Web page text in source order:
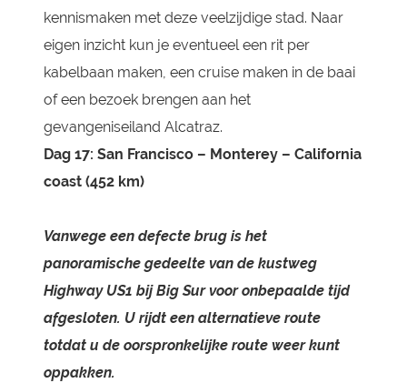
kennismaken met deze veelzijdige stad. Naar
eigen inzicht kun je eventueel een rit per
kabelbaan maken, een cruise maken in de baai
of een bezoek brengen aan het
gevangeniseiland Alcatraz.
Dag 17: San Francisco – Monterey – California
coast (452 km)
Vanwege een defecte brug is het
panoramische gedeelte van de kustweg
Highway US1 bij Big Sur voor onbepaalde tijd
afgesloten. U rijdt een alternatieve route
totdat u de oorspronkelijke route weer kunt
oppakken.